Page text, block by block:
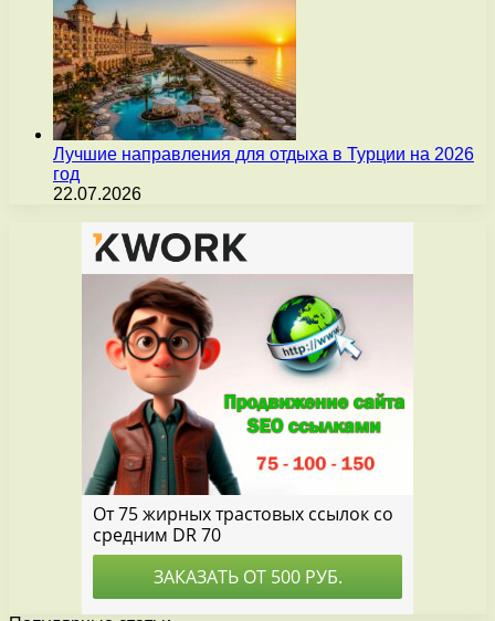
Лучшие направления для отдыха в Турции на 2026
год
22.07.2026